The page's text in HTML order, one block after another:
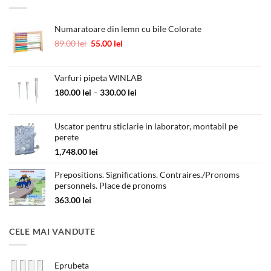
Numaratoare din lemn cu bile Colorate
89.00lei Prețul
fost:
89.00 lei.
55.00 lei
55.00 lei.
Varfuri pipeta WINLAB
180.00 lei – 330.00 lei
180.00 lei
Uscator pentru sticlarie in laborator, montabil pe
perete
1,748.00 lei
Prepositions. Significations. Contraires./Pronoms
personnels. Place de pronoms
363.00 lei
CELE MAI VANDUTE
Eprubeta